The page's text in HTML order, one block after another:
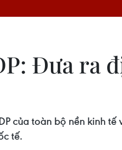
Đưa ra
của toàn bộ nền kinh
tế.